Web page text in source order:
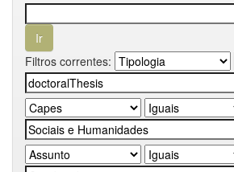
Filtros correntes: